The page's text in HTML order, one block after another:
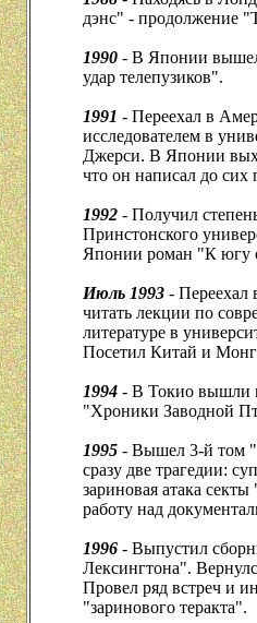
дэнс" - продолжение
1990 - В Японии
удар телепузиков".
1991 - Переехал в
исследователем в
Джерси. В Японии
что он написал до сих
1992 - Получил
Принстонского
Японии роман "К югу
Июль 1993 - Переехал
читать лекции по
литературе в
Посетил Китай и
1994 - В Токио вышли
"Хроники Заводной
1995 - Вышел 3-й том
сразу две трагедии:
зариновая атака
работу над
1996 - Выпустил
Лексингтона".
Провел ряд встреч и
"заринового теракта".